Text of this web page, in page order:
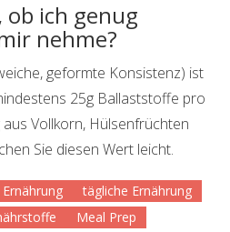
ob ich genug
nehme?
geformte Konsistenz) ist
25g Ballaststoffe pro
aus Vollkorn, Hülsenfrüchten
Sie diesen Wert leicht.
tägliche Ernährung
Meal Prep